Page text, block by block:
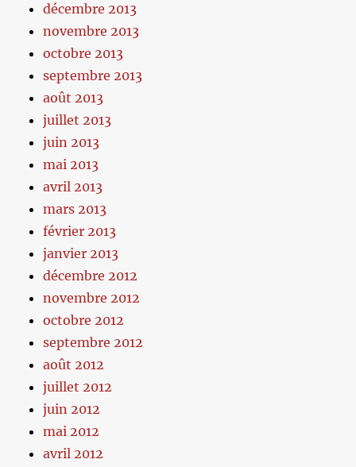
décembre 2013
novembre 2013
octobre 2013
septembre 2013
août 2013
juillet 2013
juin 2013
mai 2013
avril 2013
mars 2013
février 2013
janvier 2013
décembre 2012
novembre 2012
octobre 2012
septembre 2012
août 2012
juillet 2012
juin 2012
mai 2012
avril 2012